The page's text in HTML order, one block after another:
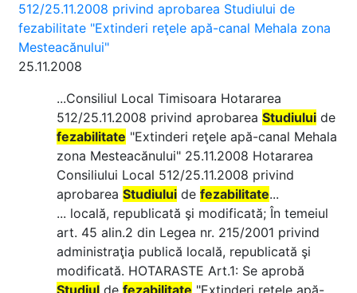
512/25.11.2008 privind aprobarea Studiului de
fezabilitate "Extinderi reţele apă-canal Mehala zona
Mesteacănului"
25.11.2008
...Consiliul Local Timisoara Hotararea
512/25.11.2008 privind aprobarea Studiului de
fezabilitate "Extinderi reţele apă-canal Mehala
zona Mesteacănului" 25.11.2008 Hotararea
Consiliului Local 512/25.11.2008 privind
aprobarea Studiului de fezabilitate...
... locală, republicată şi modificată; În temeiul
art. 45 alin.2 din Legea nr. 215/2001 privind
administraţia publică locală, republicată şi
modificată. HOTARASTE Art.1: Se aprobă
Studiul de fezabilitate "Extinderi reţele apă-